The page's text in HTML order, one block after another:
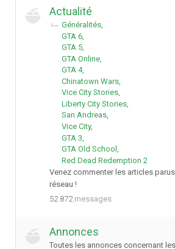
Actualité
Généralités
GTA 6
GTA 5
GTA Online
GTA 4
Chinatown Wars
Vice City Stories
Liberty City Stories
San Andreas
Vice City
GTA 3
GTA Old School
Red Dead Redemption 2
Venez commenter les articles
réseau !
52 872 messages
Annonces
Toutes les annonces concernant